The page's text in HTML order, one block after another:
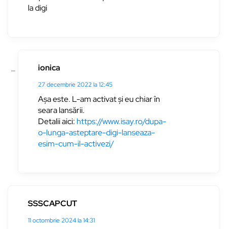
la digi
ionica
27 decembrie 2022 la 12:45
Așa este. L-am activat și eu chiar în
seara lansării.
Detalii aici: https://www.isay.ro/dupa-
o-lunga-asteptare-digi-lanseaza-
esim-cum-il-activezi/
SSSCAPCUT
11 octombrie 2024 la 14:31